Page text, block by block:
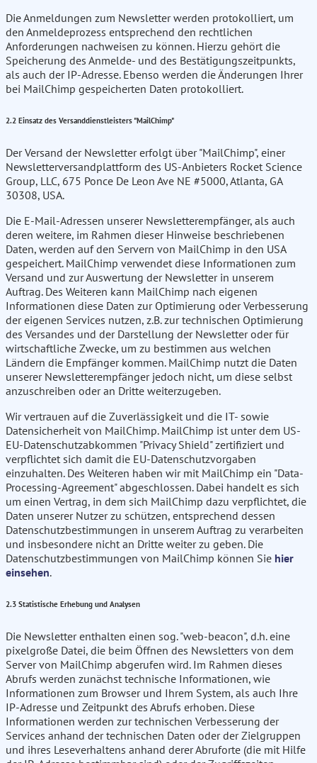
Die Anmeldungen zum Newsletter werden protokolliert, um
den Anmeldeprozess entsprechend den rechtlichen
Anforderungen nachweisen zu können. Hierzu gehört die
Speicherung des Anmelde- und des Bestätigungszeitpunkts,
als auch der IP-Adresse. Ebenso werden die Änderungen Ihrer
bei MailChimp gespeicherten Daten protokolliert.
2.2 Einsatz des Versanddienstleisters "MailChimp"
Der Versand der Newsletter erfolgt über "MailChimp", einer
Newsletterversandplattform des US-Anbieters Rocket Science
Group, LLC, 675 Ponce De Leon Ave NE #5000, Atlanta, GA
30308, USA.
Die E-Mail-Adressen unserer Newsletterempfänger, als auch
deren weitere, im Rahmen dieser Hinweise beschriebenen
Daten, werden auf den Servern von MailChimp in den USA
gespeichert. MailChimp verwendet diese Informationen zum
Versand und zur Auswertung der Newsletter in unserem
Auftrag. Des Weiteren kann MailChimp nach eigenen
Informationen diese Daten zur Optimierung oder Verbesserung
der eigenen Services nutzen, z.B. zur technischen Optimierung
des Versandes und der Darstellung der Newsletter oder für
wirtschaftliche Zwecke, um zu bestimmen aus welchen
Ländern die Empfänger kommen. MailChimp nutzt die Daten
unserer Newsletterempfänger jedoch nicht, um diese selbst
anzuschreiben oder an Dritte weiterzugeben.
Wir vertrauen auf die Zuverlässigkeit und die IT- sowie
Datensicherheit von MailChimp. MailChimp ist unter dem US-
EU-Datenschutzabkommen "Privacy Shield" zertifiziert und
verpflichtet sich damit die EU-Datenschutzvorgaben
einzuhalten. Des Weiteren haben wir mit MailChimp ein "Data-
Processing-Agreement" abgeschlossen. Dabei handelt es sich
um einen Vertrag, in dem sich MailChimp dazu verpflichtet, die
Daten unserer Nutzer zu schützen, entsprechend dessen
Datenschutzbestimmungen in unserem Auftrag zu verarbeiten
und insbesondere nicht an Dritte weiter zu geben. Die
Datenschutzbestimmungen von MailChimp können Sie hier
einsehen.
2.3 Statistische Erhebung und Analysen
Die Newsletter enthalten einen sog. "web-beacon", d.h. eine
pixelgroße Datei, die beim Öffnen des Newsletters von dem
Server von MailChimp abgerufen wird. Im Rahmen dieses
Abrufs werden zunächst technische Informationen, wie
Informationen zum Browser und Ihrem System, als auch Ihre
IP-Adresse und Zeitpunkt des Abrufs erhoben. Diese
Informationen werden zur technischen Verbesserung der
Services anhand der technischen Daten oder der Zielgruppen
und ihres Leseverhaltens anhand derer Abruforte (die mit Hilfe